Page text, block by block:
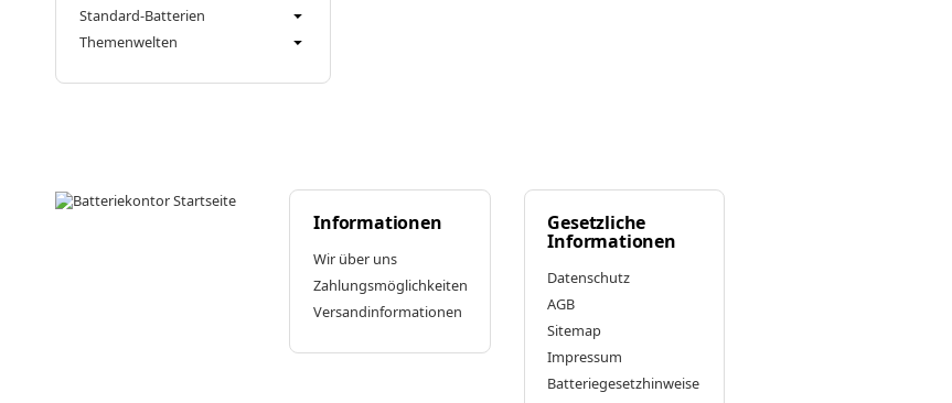
Standard-Batterien
Themenwelten
Informationen
Wir über uns
Zahlungsmöglichkeiten
Versandinformationen
Gesetzliche
Informationen
Datenschutz
AGB
Sitemap
Impressum
Batteriegesetzhinweise